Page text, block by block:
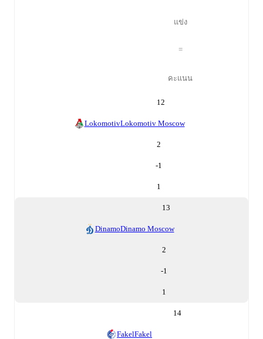
แข่ง
=
คะแนน
12
LokomotivLokomotiv Moscow
2
-1
1
13
DinamoDinamo Moscow
2
-1
1
14
FakelFakel